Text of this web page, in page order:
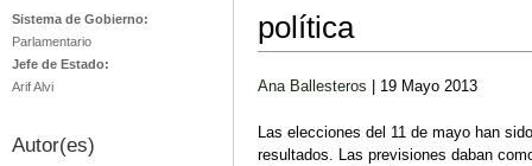
política
Ana Ballesteros | 19 Mayo 2013
Las elecciones del 11 de mayo han
resultados. Las previsiones daban
Sistema de Gobierno:
Parlamentario
Jefe de Estado:
Arif Alvi
Autor(es)